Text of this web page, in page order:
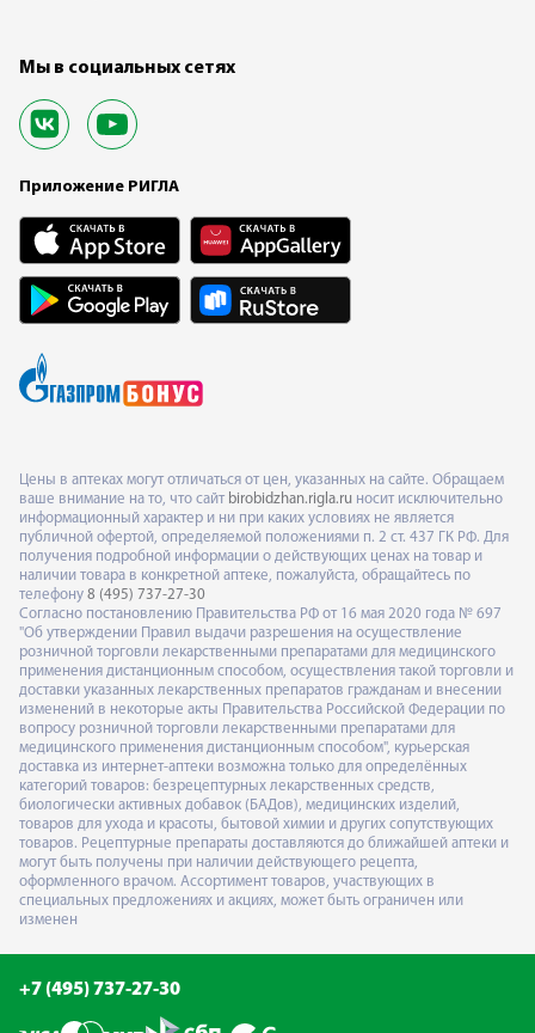
Мы в социальных сетях
Приложение РИГЛА
Цены в аптеках могут отличаться от цен, указанных на сайте. Обращаем
ваше внимание на то, что сайт birobidzhan.rigla.ru носит исключительно
информационный характер и ни при каких условиях не является
публичной офертой, определяемой положениями п. 2 ст. 437 ГК РФ. Для
получения подробной информации о действующих ценах на товар и
наличии товара в конкретной аптеке, пожалуйста, обращайтесь по
телефону 8 (495) 737-27-30
Согласно постановлению Правительства РФ от 16 мая 2020 года № 697
"Об утверждении Правил выдачи разрешения на осуществление
розничной торговли лекарственными препаратами для медицинского
применения дистанционным способом, осуществления такой торговли и
доставки указанных лекарственных препаратов гражданам и внесении
изменений в некоторые акты Правительства Российской Федерации по
вопросу розничной торговли лекарственными препаратами для
медицинского применения дистанционным способом", курьерская
доставка из интернет-аптеки возможна только для определённых
категорий товаров: безрецептурных лекарственных средств,
биологически активных добавок (БАДов), медицинских изделий,
товаров для ухода и красоты, бытовой химии и других сопутствующих
товаров. Рецептурные препараты доставляются до ближайшей аптеки и
могут быть получены при наличии действующего рецепта,
оформленного врачом. Ассортимент товаров, участвующих в
специальных предложениях и акциях, может быть ограничен или
изменен
+7 (495) 737-27-30